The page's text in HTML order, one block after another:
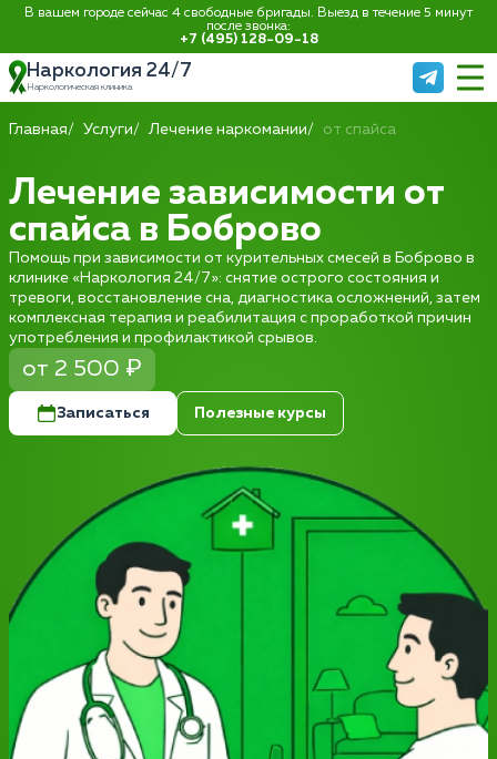
В вашем городе сейчас 4 свободные бригады. Выезд в течение 5 минут
после звонка:
+7 (495) 128-09-18
Наркология 24/7
Наркологическая клиника
Главная Услуги Лечение наркомании от спайса
Лечение зависимости от
спайса в Боброво
Помощь при зависимости от курительных смесей в Боброво в
клинике «Наркология 24/7»: снятие острого состояния и
тревоги, восстановление сна, диагностика осложнений, затем
комплексная терапия и реабилитация с проработкой причин
употребления и профилактикой срывов.
от 2 500 ₽
Записаться Полезные курсы